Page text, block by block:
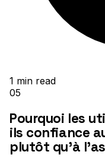
1 min read
05
Pourquoi les
ils confiance
plutôt qu'à